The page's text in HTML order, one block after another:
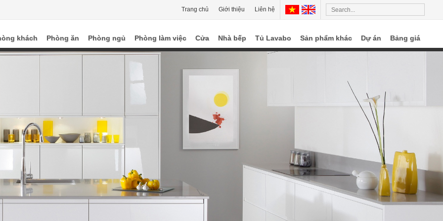
Trang chủ Giới thiệu Liên hệ
khách Phòng ăn Phòng ngủ Phòng làm việc Cửa Nhà bếp Tủ Lavabo Sản phẩm khác Dự án Bảng giá